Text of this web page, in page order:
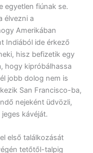
egyetlen fiúnak se.
élvezni a
Amerikában
Indiából ide érkező
hisz befizetik egy
hogy kipróbálhassa
jobb dolog nem is
San Francisco-ba,
nejeként üdvözli,
kávéját.
első találkozását
tetőtől-talpig